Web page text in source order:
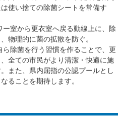
使い捨ての除菌シートを常備す
室から更衣室へ戻る動線上に、除
物理的に菌の拡散を防ぐ。
ら除菌を行う習慣を作ることで、更
全ての市民がより清潔・快適に施
また、県内屈指の公認プールとし
ることを期待します。